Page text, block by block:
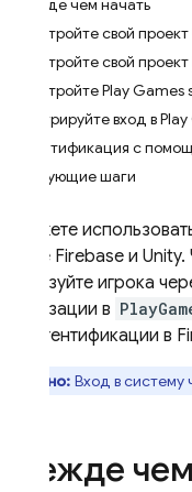
Прежде чем начать
Настройте свой
Настройте свой
Настройте Play
Интегрируйте вход в
Аутентификация с
Следующие шаги
Вы можете
основе Firebase и
авторизуйте игрока
авторизации в
для аутентификации в
Важно: Вход в систему
Прежде